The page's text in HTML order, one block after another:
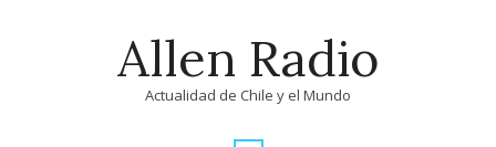
Allen Radio
Actualidad de Chile y el Mundo